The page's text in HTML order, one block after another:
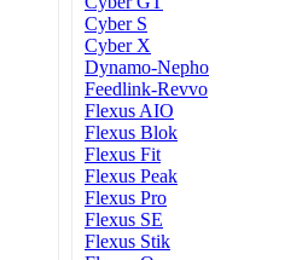
Cyber S
Cyber X
Dynamo-Nepho
Feedlink-Revvo
Flexus AIO
Flexus Blok
Flexus Fit
Flexus Peak
Flexus Pro
Flexus SE
Flexus Stik